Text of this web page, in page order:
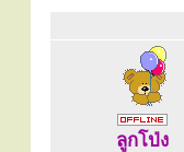
ลูกโป่ง